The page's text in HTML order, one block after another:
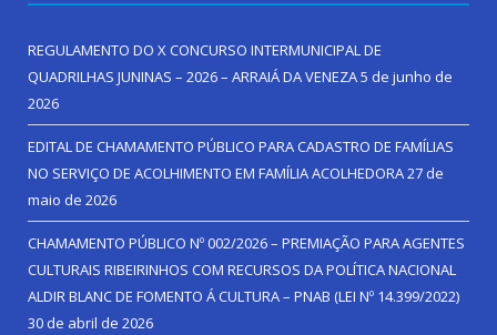
REGULAMENTO DO X CONCURSO INTERMUNICIPAL DE
QUADRILHAS JUNINAS – 2026 – ARRAIÁ DA VENEZA5 de junho de
2026
EDITAL DE CHAMAMENTO PÚBLICO PARA CADASTRO DE FAMÍLIAS
NO SERVIÇO DE ACOLHIMENTO EM FAMÍLIA ACOLHEDORA27 de
maio de 2026
CHAMAMENTO PÚBLICO Nº 002/2026 – PREMIAÇÃO PARA AGENTES
CULTURAIS RIBEIRINHOS COM RECURSOS DA POLÍTICA NACIONAL
ALDIR BLANC DE FOMENTO Á CULTURA – PNAB (LEI Nº 14.399/2022)
30 de abril de 2026